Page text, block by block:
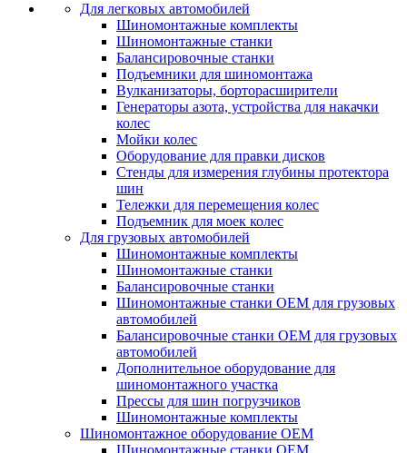
Для легковых автомобилей
Шиномонтажные комплекты
Шиномонтажные станки
Балансировочные станки
Подъемники для шиномонтажа
Вулканизаторы, борторасширители
Генераторы азота, устройства для накачки
колес
Мойки колес
Оборудование для правки дисков
Стенды для измерения глубины протектора
шин
Тележки для перемещения колес
Подъемник для моек колеc
Для грузовых автомобилей
Шиномонтажные комплекты
Шиномонтажные станки
Балансировочные станки
Шиномонтажные станки ОЕМ для грузовых
автомобилей
Балансировочные станки ОЕМ для грузовых
автомобилей
Дополнительное оборудование для
шиномонтажного участка
Прессы для шин погрузчиков
Шиномонтажные комплекты
Шиномонтажное оборудование ОЕМ
Шиномонтажные станки ОЕМ